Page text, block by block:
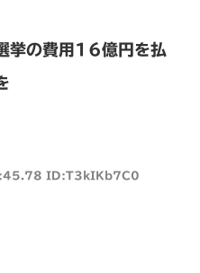
挙の費用16億円を払
ID:T3kIKb7C0